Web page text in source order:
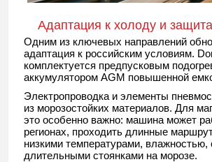
Адаптация к холоду и
Одним из ключевых направлений
адаптация к российским условиям.
комплектуется предпусковым
аккумулятором AGM повышенной
Электропроводка и элементы
из морозостойких материалов. Для
это особенно важно: машина может
регионах, проходить длинные
низкими температурами, влажностью,
длительными стоянками на морозе.